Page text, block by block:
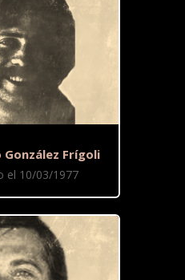
González Frígoli
el 10/03/1977